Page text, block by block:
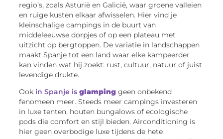
regio’s, zoals Asturië en Galicië, waar groene valleien
en ruige kusten elkaar afwisselen. Hier vind je
kleinschalige campings in de buurt van
middeleeuwse dorpjes of op een plateau met
uitzicht op bergtoppen. De variatie in landschappen
maakt Spanje tot een land waar elke kampeerder
kan vinden wat hij zoekt: rust, cultuur, natuur of juist
levendige drukte.
Ook in Spanje isglamping geen onbekend
fenomeen meer. Steeds meer campings investeren
in luxe tenten, houten bungalows of ecologische
pods die comfort en stijl bieden. Airconditioning is
hier geen overbodige luxe tijdens de hete